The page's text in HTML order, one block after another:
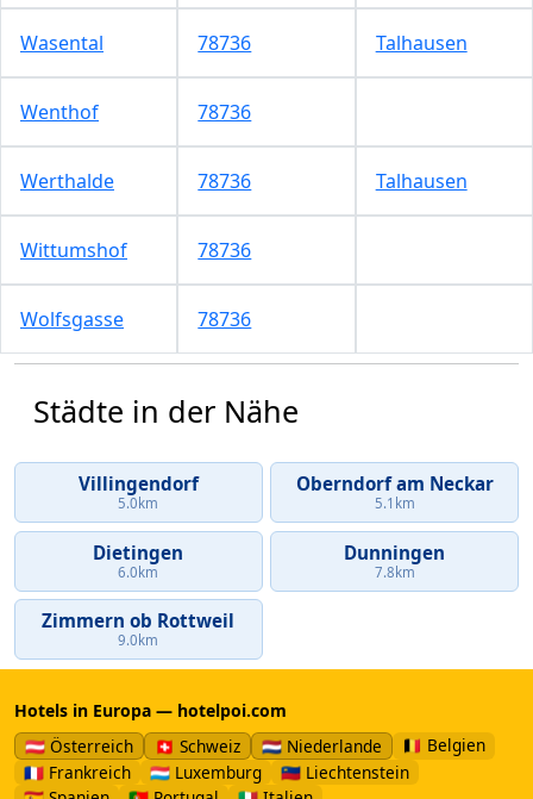
Wasental 78736 Talhausen
Wenthof 78736
Werthalde 78736 Talhausen
Wittumshof 78736
Wolfsgasse 78736
Städte in der Nähe
Villingendorf
5.0km
Oberndorf am Neckar
5.1km
Dietingen
6.0km
Dunningen
7.8km
Zimmern ob Rottweil
9.0km
Hotels in Europa — hotelpoi.com
🇦🇹 Österreich
🇨🇭 Schweiz 🇳🇱 Niederlande
🇧🇪 Belgien
🇫🇷 Frankreich
🇱🇺 Luxemburg
🇱🇮 Liechtenstein